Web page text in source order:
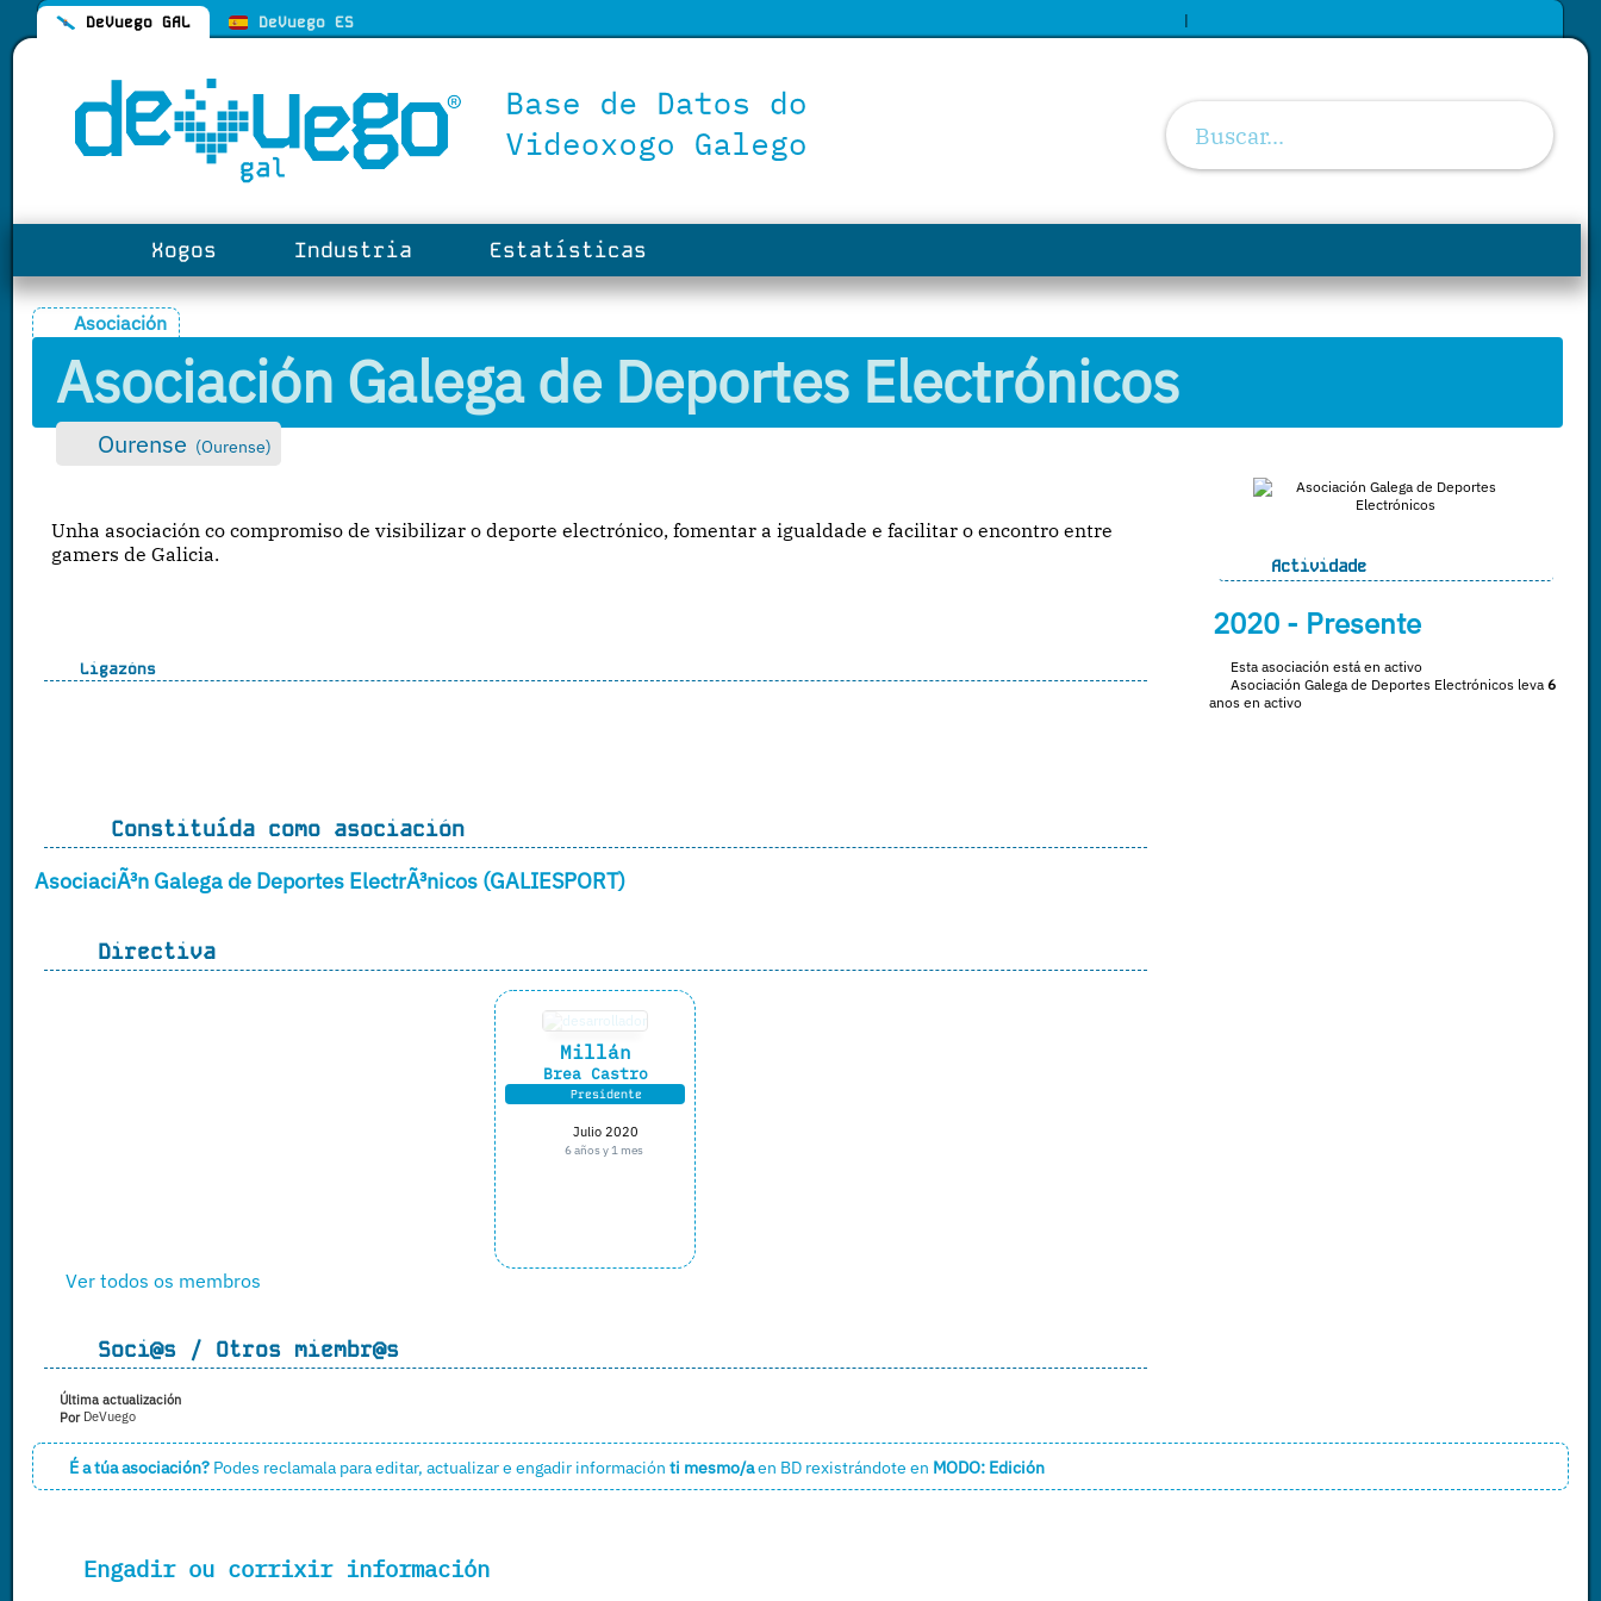
|
DeVuego GAL DeVuego ES
Xogos Industria Estatísticas
Asociación
Asociación Galega de Deportes Electrónicos
Ourense (Ourense)
Unha asociación co compromiso de visibilizar o deporte electrónico, fomentar a igualdade e facilitar o encontro entre
gamers de Galicia.
Ligazóns
Constituída como asociación
AsociaciÃ³n Galega de Deportes ElectrÃ³nicos (GALIESPORT)
Directiva
Millán
Brea Castro
Presidente
Julio 2020
6 años y 1 mes
Ver todos os membros
Soci@s / Otros miembr@s
Actividade
2020 - Presente
Esta asociación está en activo
Asociación Galega de Deportes Electrónicos leva6
anos en activo
Última actualización
PorDeVuego
É a túa asociación? Podes reclamala para editar, actualizar e engadir informaciónti mesmo/aen BD rexistrándote en MODO: Edición
Engadir ou corrixir información